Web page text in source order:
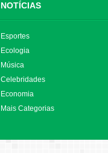
NOTÍCIAS
Esportes
Ecologia
Música
Celebridades
Economia
Mais Categorias